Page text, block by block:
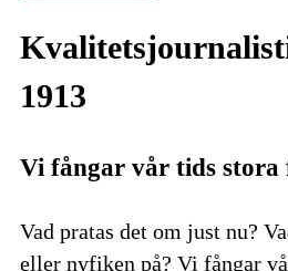
1913
Vi fångar vår tids stora
Vad pratas det om just nu?
eller nyfiken på? Vi fångar